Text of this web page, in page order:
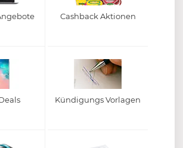
Cashback Aktionen
Kündigungs Vorlagen